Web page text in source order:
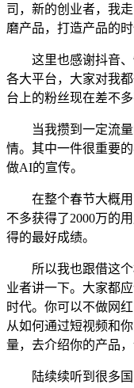
司，新的创业者，我
磨产品，打造产品的
这里也感谢抖音、
各大平台，大家对我
台上的粉丝现在差不多
当我攒到一定流量
情。其中一件很重要
做AI的宣传。
在整个春节大概用
不多获得了2000万的
得的最好成绩。
所以我也跟借这个
业者讲一下。大家都
时代。你可以不做网
从如何通过短视频和
量，去介绍你的产品，
陆续续听到很多国